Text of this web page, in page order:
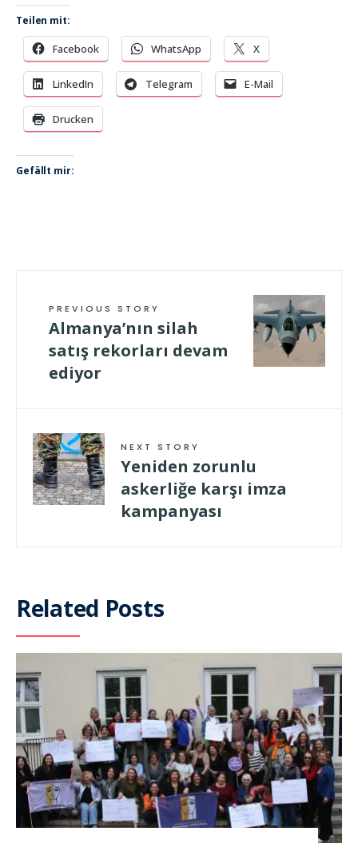
Teilen mit:
Facebook WhatsApp X
LinkedIn Telegram E-Mail
Drucken
Gefällt mir:
PREVIOUS STORY
Almanya’nın silah
satış rekorları devam
ediyor
NEXT STORY
Yeniden zorunlu
askerliğe karşı imza
kampanyası
Related Posts